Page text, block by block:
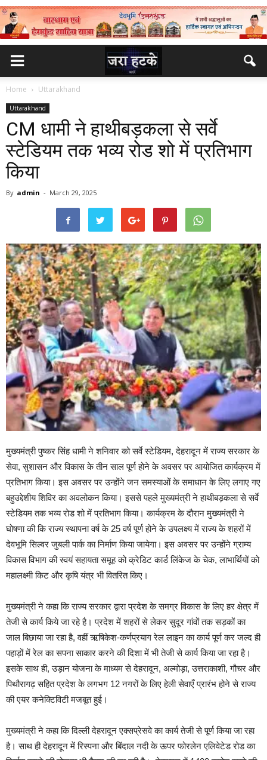
Home Uttarakhand
Uttarakhand
CM धामी ने हाथीबड़कला से सर्वे
स्टेडियम तक भव्य रोड शो में प्रतिभाग
किया
By admin - March 29, 2025
मुख्यमंत्री पुष्कर सिंह धामी ने शनिवार को सर्वे स्टेडियम, देहरादून में राज्य सरकार के
सेवा, सुशासन और विकास के तीन साल पूर्ण होने के अवसर पर आयोजित कार्यक्रम में
प्रतिभाग किया। इस अवसर पर उन्होंने जन समस्याओं के समाधान के लिए लगाए गए
बहुउद्देशीय शिविर का अवलोकन किया। इससे पहले मुख्यमंत्री ने हाथीबड़कला से सर्वे
स्टेडियम तक भव्य रोड शो में प्रतिभाग किया। कार्यक्रम के दौरान मुख्यमंत्री ने
घोषणा की कि राज्य स्थापना वर्ष के 25 वर्ष पूर्ण होने के उपलक्ष्य में राज्य के शहरों में
देवभूमि सिल्वर जुबली पार्क का निर्माण किया जायेगा। इस अवसर पर उन्होंने ग्राम्य
विकास विभाग की स्वयं सहायता समूह को क्रेडिट कार्ड लिंकेज के चेक, लाभार्थियों को
महालक्ष्मी किट और कृषि यंत्र भी वितरित किए।
मुख्यमंत्री ने कहा कि राज्य सरकार द्वारा प्रदेश के समग्र विकास के लिए हर क्षेत्र में
तेजी से कार्य किये जा रहे है। प्रदेश में शहरों से लेकर सुदूर गांवों तक सड़कों का
जाल बिछाया जा रहा है, वहीं ऋषिकेश-कर्णप्रयाग रेल लाइन का कार्य पूर्ण कर जल्द ही
पहाड़ों में रेल का सपना साकार करने की दिशा में भी तेजी से कार्य किया जा रहा है।
इसके साथ ही, उड़ान योजना के माध्यम से देहरादून, अल्मोड़ा, उत्तराकाशी, गौचर और
पिथौरागढ़ सहित प्रदेश के लगभग 12 नगरों के लिए हेली सेवाएँ प्रारंभ होने से राज्य
की एयर कनेक्टिविटी मजबूत हुई।
मुख्यमंत्री ने कहा कि दिल्ली देहरादून एक्सप्रेसवे का कार्य तेजी से पूर्ण किया जा रहा
है। साथ ही देहरादून में रिस्पना और बिंदाल नदी के ऊपर फोरलेन एलिवेटेड रोड का